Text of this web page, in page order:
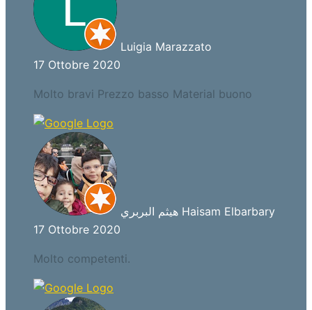
Luigia Marazzato
17 Ottobre 2020
Molto bravi Prezzo basso Material buono
هيثم البربري Haisam Elbarbary
17 Ottobre 2020
Molto competenti.